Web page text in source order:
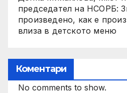
председател на НСОРБ:
произведено, как е
влиза в детското меню
Коментари
No comments to show.